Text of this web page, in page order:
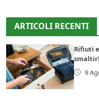
ARTICOLI RECENTI
Rifiuti
9